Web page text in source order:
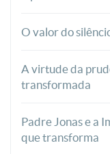
O valor do
A virtude da
transformada
Padre Jonas e a
que transforma